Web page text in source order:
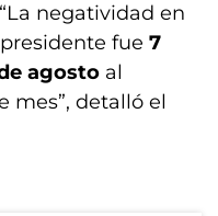
negatividad en
fue 7
agosto al
mes”, detalló el